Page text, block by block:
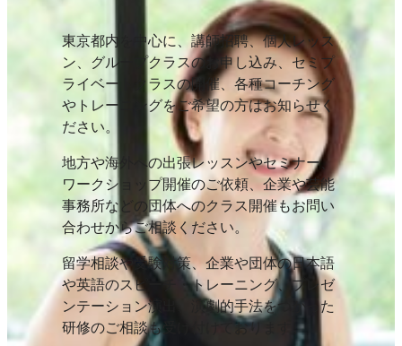
東京都内を中心に、講師招聘、個人レッス
ン、グループクラスのお申し込み、セミプ
ライベートクラスの開催、各種コーチング
やトレーニングをご希望の方はお知らせく
ださい。
地方や海外への出張レッスンやセミナー、
ワークショップ開催のご依頼、企業や芸能
事務所などの団体へのクラス開催もお問い
合わせからご相談ください。
留学相談や受験対策、企業や団体の日本語
や英語のスピーチ・トレーニング、プレゼ
ンテーション演出、演劇的手法をつかった
研修のご相談も受け付けております。